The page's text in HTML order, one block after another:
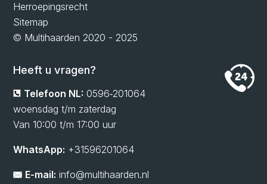
Herroepingsrecht
Sitemap
© Multihaarden 2020 - 2025
Heeft u vragen?
Telefoon NL: 0596‑201064
woensdag t/m zaterdag
Van 10:00 t/m 17:00 uur
WhatsApp: +31596201064
E-mail: info@multihaarden.nl